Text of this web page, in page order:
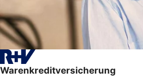
Warenkreditversicherung